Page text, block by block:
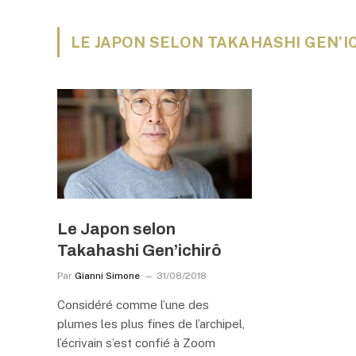
LE JAPON SELON TAKAHASHI
Le Japon selon
Takahashi Gen’ichirô
Par Gianni Simone 31/08/2018
Considéré comme l’une des
plumes les plus fines de l’archipel,
l’écrivain s’est confié à Zoom